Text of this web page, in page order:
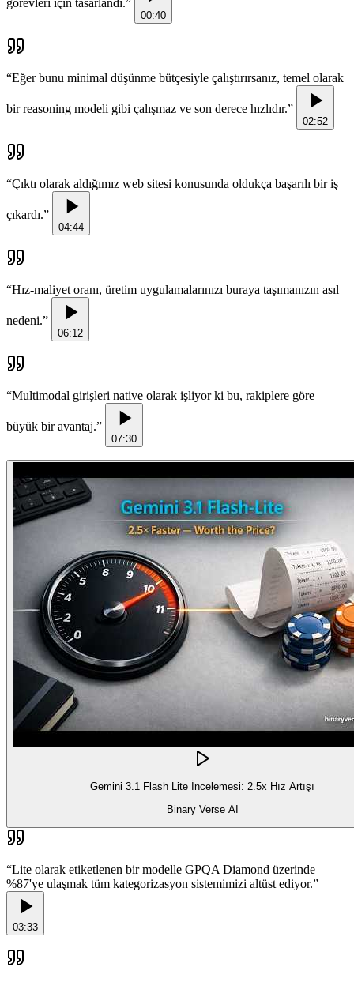
görevleri için tasarlandı.”
00:40
“Eğer bunu minimal düşünme bütçesiyle çalıştırırsanız, temel olarak
bir reasoning modeli gibi çalışmaz ve son derece hızlıdır.”
02:52
“Çıktı olarak aldığımız web sitesi konusunda oldukça başarılı bir iş
çıkardı.”
04:44
“Hız-maliyet oranı, üretim uygulamalarınızı buraya taşımanızın asıl
nedeni.”
06:12
“Multimodal girişleri native olarak işliyor ki bu, rakiplere göre
büyük bir avantaj.”
07:30
Gemini 3.1 Flash Lite İncelemesi: 2.5x Hız Artışı
Binary Verse AI
“Lite olarak etiketlenen bir modelle GPQA Diamond üzerinde
%87'ye ulaşmak tüm kategorizasyon sistemimizi altüst ediyor.”
03:33